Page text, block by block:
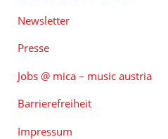
Newsletter
Presse
Jobs @ mica – music austria
Barrierefreiheit
Impressum